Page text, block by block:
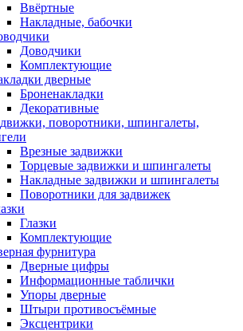
Ввёртные
Накладные, бабочки
Доводчики
Комплектующие
дверные
Броненакладки
Декоративные
поворотники, шпингалеты,
Врезные задвижки
Торцевые задвижки и шпингалеты
Накладные задвижки и шпингалеты
Поворотники для задвижек
Глазки
Комплектующие
фурнитура
Дверные цифры
Информационные таблички
Упоры дверные
Штыри противосъёмные
Эксцентрики